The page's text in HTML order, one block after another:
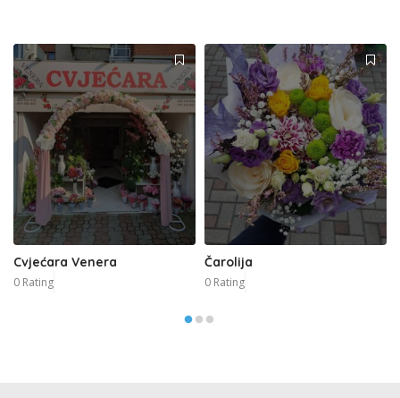
Cvjećara Venera
0 Rating
Čarolija
0 Rating